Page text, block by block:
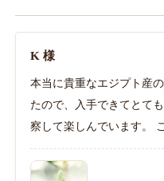
K 様
本当に貴重なエジプト産
たので、入手できてとて
察して楽しんでいます。